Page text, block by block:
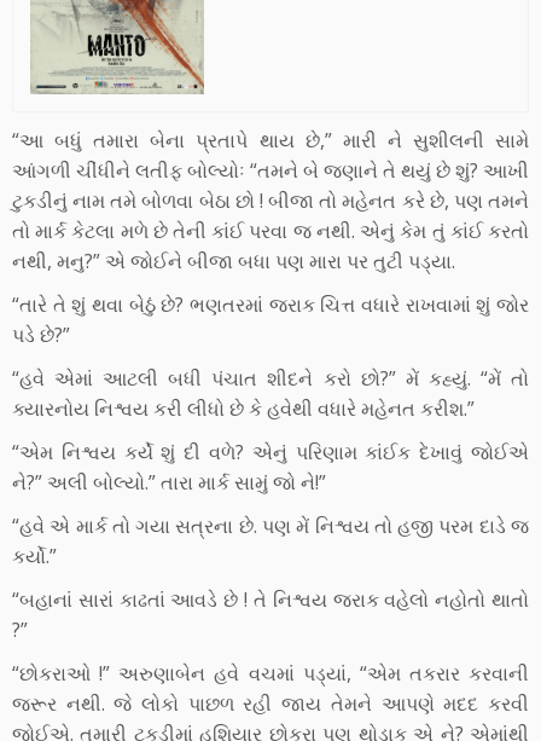
“આ બધું તમારા બેના પ્રતાપે થાય છે,” મારી ને સુશીલની સામે
આંગળી ચીંધીને લતીફ બોલ્યોઃ “તમને બે જણાને તે થયું છે શું? આખી
ટુકડીનું નામ તમે બોળવા બેઠા છો ! બીજા તો મહેનત કરે છે, પણ તમને
તો માર્ક કેટલા મળે છે તેની કાંઈ પરવા જ નથી. એનું કેમ તું કાંઈ કરતો
નથી, મનુ?” એ જોઈને બીજા બધા પણ મારા પર તુટી પડ્યા.
“તારે તે શું થવા બેઠું છે? ભણતરમાં જરાક ચિત્ત વધારે રાખવામાં શું જોર
પડે છે?”
“હવે એમાં આટલી બધી પંચાત શીદને કરો છો?” મેં કહ્યું. “મેં તો
ક્યારનોય નિશ્વય કરી લીધો છે કે હવેથી વધારે મહેનત કરીશ.”
“એમ નિશ્વય કર્યે શું દી વળે? એનું પરિણામ કાંઈક દેખાવું જોઈએ
ને?” અલી બોલ્યો.” તારા માર્ક સામું જો ને!”
“હવે એ માર્ક તો ગયા સત્રના છે. પણ મેં નિશ્વય તો હજી પરમ દાડે જ
કર્યો.”
“બહાનાં સારાં કાઢતાં આવડે છે ! તે નિશ્વય જરાક વહેલો નહોતો થાતો
?”
“છોકરાઓ !” અરુણાબેન હવે વચમાં પડ્યાં, “એમ તકરાર કરવાની
જરૂર નથી. જે લોકો પાછળ રહી જાય તેમને આપણે મદદ કરવી
જોઈએ. તમારી ટુકડીમાં હુશિયાર છોકરા પણ થોડાક એ ને? એમાંથી